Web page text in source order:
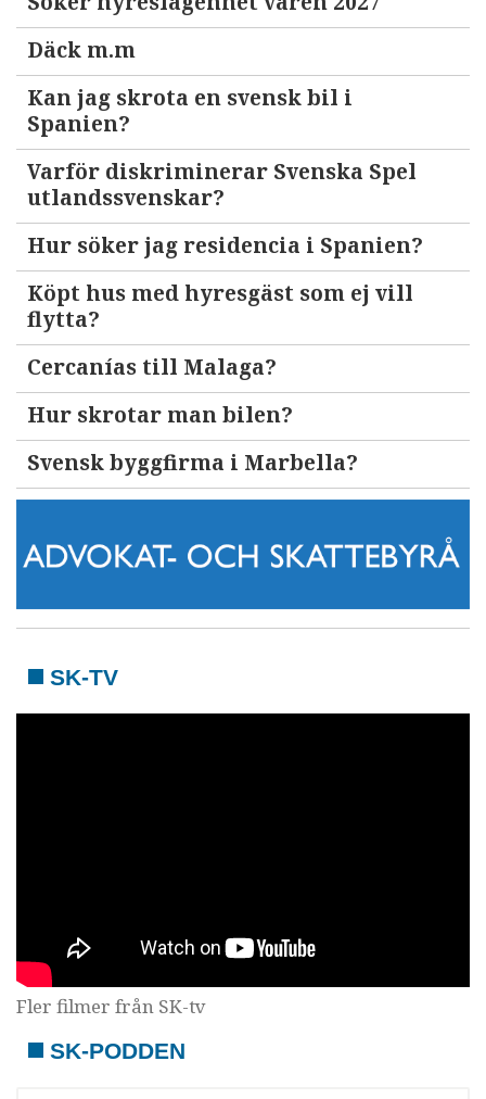
Däck m.m
Kan jag skrota en svensk bil i
Spanien?
Varför diskriminerar Svenska Spel
utlandssvenskar?
Hur söker jag residencia i Spanien?
Köpt hus med hyresgäst som ej vill
flytta?
Cercanías till Malaga?
Hur skrotar man bilen?
Svensk byggfirma i Marbella?
SK-TV
Fler filmer från SK-tv
SK-PODDEN